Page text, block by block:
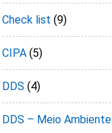
Check list (9)
CIPA (5)
DDS (4)
DDS – Meio Ambiente